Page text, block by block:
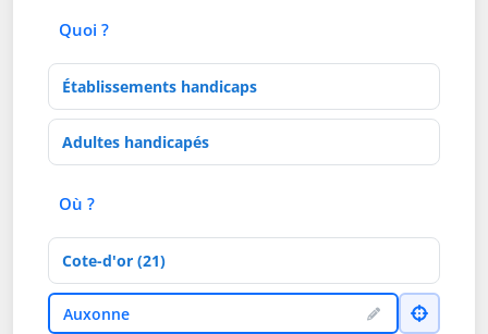
Quoi ?
Type d'établissement
Activités de soins
Où ?
Département
VilleAuxonne